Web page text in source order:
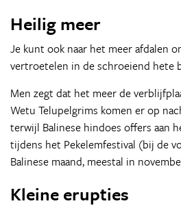
Heilig meer
Je kunt ook naar het meer afdalen
vertroetelen in de schroeiend hete
Men zegt dat het meer de
Wetu Telupelgrims komen er op
terwijl Balinese hindoes offers aan
tijdens het Pekelemfestival (bij de
Balinese maand, meestal in
Kleine erupties